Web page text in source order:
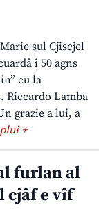
sul Cjiscjel
i 50 agns
cu la
Riccardo Lamba
grazie a lui, a
+
furlan al
cjâf e vîf